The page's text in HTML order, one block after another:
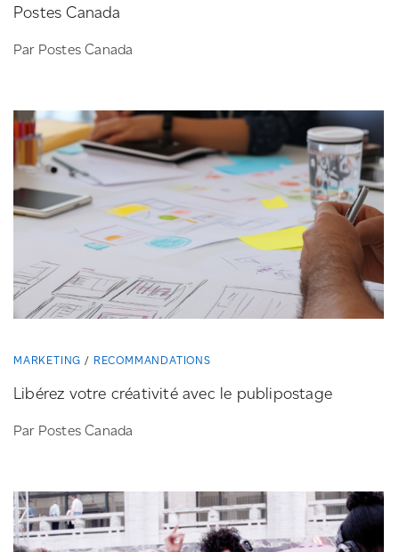
Postes Canada
Par Postes Canada
MARKETING RECOMMANDATIONS
Libérez votre créativité avec le publipostage
Par Postes Canada